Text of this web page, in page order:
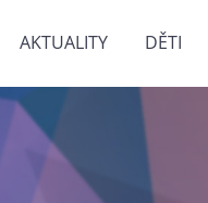
AKTUALITY DĚTI